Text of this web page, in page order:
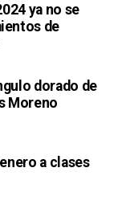
ya no se
de
dorado de
Moreno
a clases